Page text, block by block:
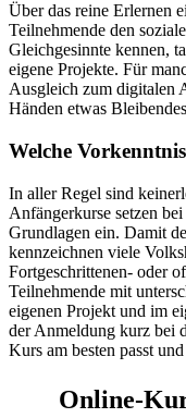
Über das reine Erlernen
Teilnehmende den
Gleichgesinnte kennen,
eigene Projekte. Für
Ausgleich zum digitalen
Händen etwas
Welche
In aller Regel sind
Anfängerkurse setzen
Grundlagen ein. Damit
kennzeichnen viele
Fortgeschrittenen- oder
Teilnehmende mit
eigenen Projekt und im
der Anmeldung kurz bei
Kurs am besten passt
Online-